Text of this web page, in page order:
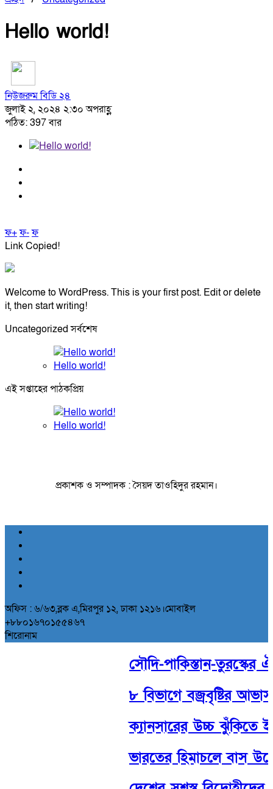
Hello world!
নিউজরুম বিডি ২৪
জুলাই ২, ২০২৪ ২:৩০ অপরাহ্ণ
পঠিত: 397 বার
ফ+ফ-ফ
Link Copied!
Welcome to WordPress. This is your first post. Edit or delete
it, then start writing!
Uncategorized সর্বশেষ
Hello world!
এই সপ্তাহের পাঠকপ্রিয়
Hello world!
প্রকাশক ও সম্পাদক : সৈয়দ তাওহিদুর রহমান।
অফিস : ৬/৬৩,ব্লক এ,মিরপুর ১২, ঢাকা ১২১৬।মোবাইল
+৮৮০১৬৭০১৫৫৪৬৭
শিরোনাম
সৌদি-পাকিস্তান-তুরস্কের
৮ বিভাগে বজ্রবৃষ্টির
ক্যানসারের উচ্চ ঝুঁকিতে
ভারতের হিমাচলে বাস